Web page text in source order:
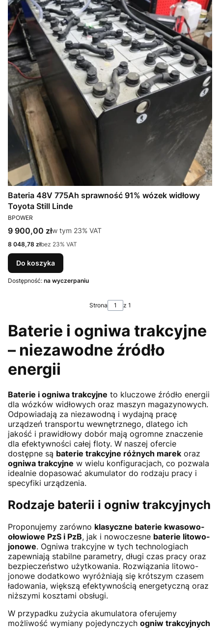
Bateria 48V 775Ah sprawność 91% wózek widłowy
Toyota Still Linde
PRODUCENT
BPOWER
Cena brutto
9 900,00 złw tym %s VAT
w tym 23% VAT
Cena netto
8 048,78 złbez 23% VAT
Do koszyka
Dostępność: na wyczerpaniu
Strona z 1
Baterie i ogniwa trakcyjne
– niezawodne źródło
energii
Baterie i ogniwa trakcyjne to kluczowe źródło energii
dla wózków widłowych oraz maszyn magazynowych.
Odpowiadają za niezawodną i wydajną pracę
urządzeń transportu wewnętrznego, dlatego ich
jakość i prawidłowy dobór mają ogromne znaczenie
dla efektywności całej floty. W naszej ofercie
dostępne są baterie trakcyjne różnych marek oraz
ogniwa trakcyjne w wielu konfiguracjach, co pozwala
idealnie dopasować akumulator do rodzaju pracy i
specyfiki urządzenia.
Rodzaje baterii i ogniw trakcyjnych
Proponujemy zarówno klasyczne baterie kwasowo-
ołowiowe PzS i PzB, jak i nowoczesne baterie litowo-
jonowe. Ogniwa trakcyjne w tych technologiach
zapewniają stabilne parametry, długi czas pracy oraz
bezpieczeństwo użytkowania. Rozwiązania litowo-
jonowe dodatkowo wyróżniają się krótszym czasem
ładowania, większą efektywnością energetyczną oraz
niższymi kosztami obsługi.
W przypadku zużycia akumulatora oferujemy
możliwość wymiany pojedynczych ogniw trakcyjnych